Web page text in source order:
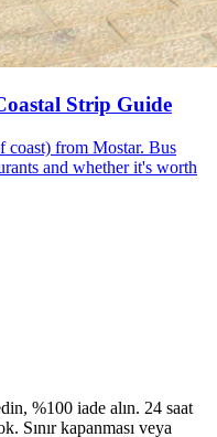
Strip Guide
coast) from Mostar. Bus
and whether it's worth
%100 iade alın. 24 saat
Sınır kapanması veya